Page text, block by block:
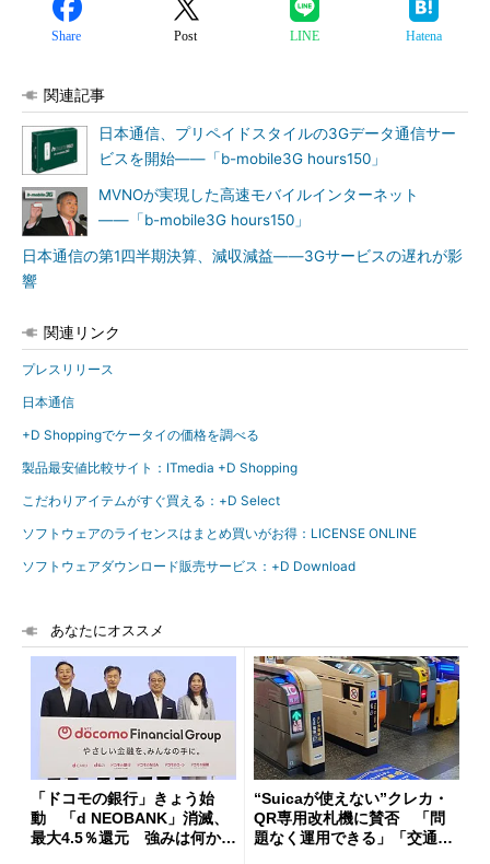
Share Post LINE Hatena
関連記事
日本通信、プリペイドスタイルの3Gデータ通信サー
ビスを開始――「b-mobile3G hours150」
MVNOが実現した高速モバイルインターネット
――「b-mobile3G hours150」
日本通信の第1四半期決算、減収減益――3Gサービスの遅れが影
響
関連リンク
プレスリリース
日本通信
+D Shoppingでケータイの価格を調べる
製品最安値比較サイト：ITmedia +D Shopping
こだわりアイテムがすぐ買える：+D Select
ソフトウェアのライセンスはまとめ買いがお得：LICENSE ONLINE
ソフトウェアダウンロード販売サービス：+D Download
あなたにオススメ
「ドコモの銀行」きょう始
動 「d NEOBANK」消滅、
最大4.5％還元 強みは何か解
“Suicaが使えない”クレカ・
QR専用改札機に賛否 「問
題なく運用できる」「交通系I